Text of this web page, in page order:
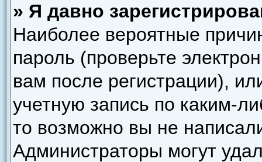
» Я давно
Наиболее вероятные
пароль (проверьте
вам после регистрации),
учетную запись по каким-
то возможно вы не
Администраторы могут